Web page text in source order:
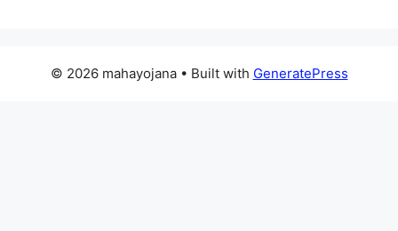
© 2026 mahayojana• Built with GeneratePress